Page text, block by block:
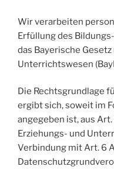
Wir verarbeiten
Erfüllung des
das Bayerische
Unterrichtswesen
Die Rechtsgrundlage
ergibt sich, soweit im
angegeben ist, aus
Erziehungs- und
Verbindung mit Art. 6